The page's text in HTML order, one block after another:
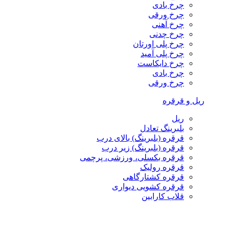
چرخ بادی
چرخ ورقی
چرخ آهنی
چرخ چدنی
چرخ پلی اورتان
چرخ پلی آمید
چرخ دایکاست
چرخ بادی
چرخ ورقی
ریل و قرقره
ریل
بلبرینگ تعادل
قرقره (بلبرینگ) بالای درب
قرقره (بلبرینگ) زیر درب
قرقره بکسلی، ورزشی، پرچمی
قرقره رولیک
قرقره کشتارگاهی
قرقره کشویی دیواری
قلاب کارابین